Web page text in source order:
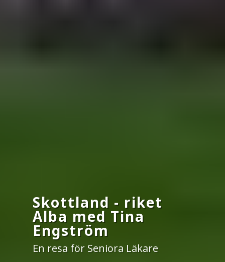
Skottland - riket
Alba med Tina
Engström
En resa för Seniora Läkare